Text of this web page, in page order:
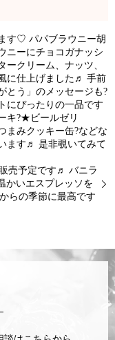
す♡ パパブラウニー胡
ニーにチョコガナッシ
ークリーム、ナッツ、
に仕上げました♬ 手前
とう」のメッセージも?
にぴったりの一品です
キ?★ビールゼリ
クッキー缶?などな
ます♬ 是非覗いてみて
売予定です♬ バニラ
かいエスプレッソを
らの季節に最高です